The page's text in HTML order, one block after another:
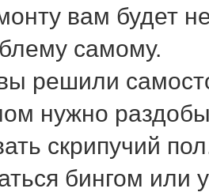
вам будет
самому.
решили
нужно
скрипучий
бингом или